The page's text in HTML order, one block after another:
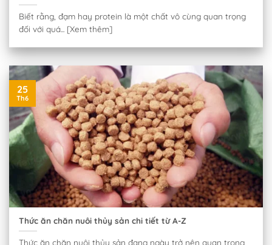
Biết rằng, đạm hay protein là một chất vô cùng quan trọng
đối với quá... [Xem thêm]
Thức ăn chăn nuôi thủy sản chi tiết từ A-Z
Thức ăn chăn nuôi thủy sản đang ngày trở nên quan trọng
25
Th6